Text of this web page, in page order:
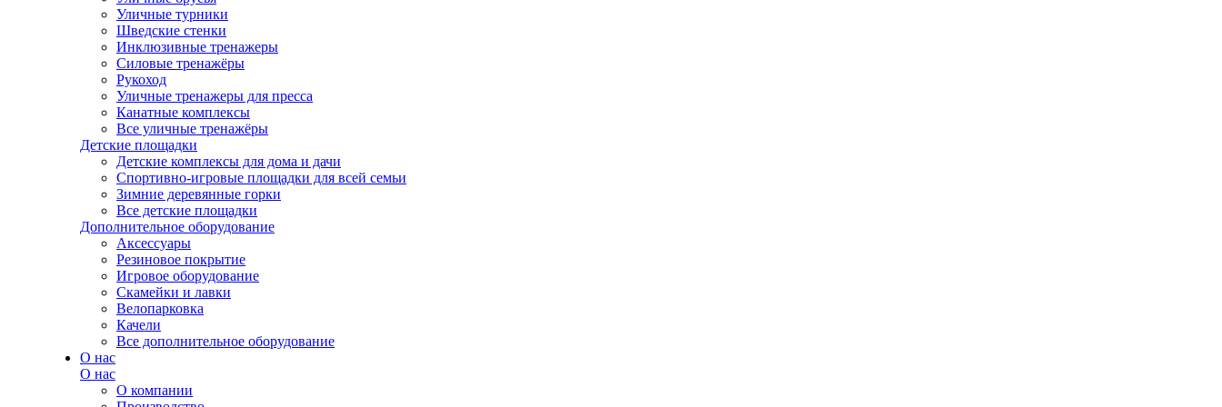
Уличные турники
Шведские стенки
Инклюзивные тренажеры
Силовые тренажёры
Рукоход
Уличные тренажеры для пресса
Канатные комплексы
Все уличные тренажёры
Детские площадки
Детские комплексы для дома и дачи
Спортивно-игровые площадки для всей семьи
Зимние деревянные горки
Все детские площадки
Дополнительное оборудование
Аксессуары
Резиновое покрытие
Игровое оборудование
Скамейки и лавки
Велопарковка
Качели
Все дополнительное оборудование
О нас
О нас
О компании